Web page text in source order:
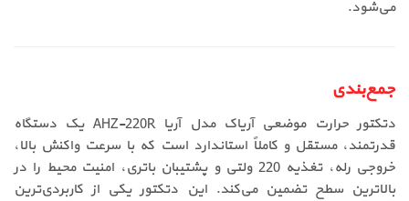
می‌شود.
جمع‌بندی
دتکتور حرارت موضعی آریاک مدل آریا AHZ-220R یک دستگاه
قدرتمند، مستقل و کاملاً استاندارد است که با سرعت واکنش بالا،
خروجی رله، تغذیه 220 ولتی و پشتیبان باتری، امنیت محیط را در
بالاترین سطح تضمین می‌کند. این دتکتور یکی از کاربردی‌ترین